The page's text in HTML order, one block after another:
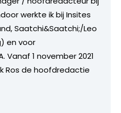
werkte ik bij Insites
Saatchi&Saatchi;/Leo
en voor
Vanaf 1 november 2021
Ros de hoofdredactie